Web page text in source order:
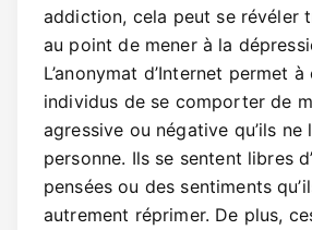
addiction, cela peut se révéler
au point de mener à la
L’anonymat d’Internet permet
individus de se comporter de
agressive ou négative qu’ils ne
personne. Ils se sentent libres
pensées ou des sentiments
autrement réprimer. De plus,